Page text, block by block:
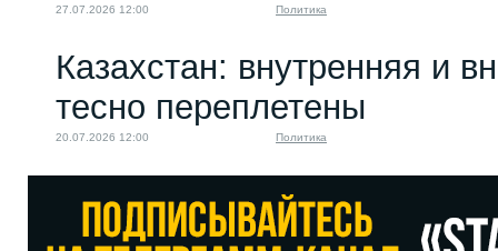
27.07.2026 12:00 Политика
Казахстан: внутренняя и
тесно переплетены
20.07.2026 12:00 Политика